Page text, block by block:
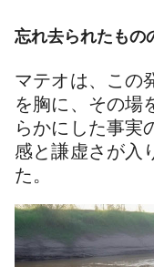
忘れ去られたもの
マテオは、この
を胸に、その場
らかにした事実
感と謙虚さが入
た。